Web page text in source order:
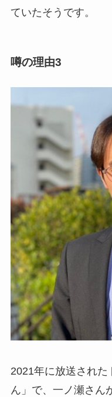
ていたそうです。
噂の理由3
2021年に放送された
ん」で、一ノ瀬さん